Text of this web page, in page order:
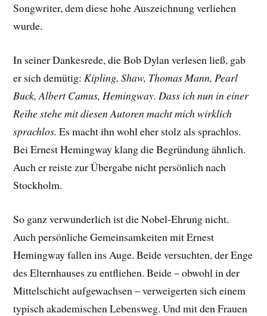
Songwriter, dem diese hohe Auszeichnung verliehen
wurde.
In seiner Dankesrede, die Bob Dylan verlesen ließ, gab
er sich demütig:Kipling, Shaw, Thomas Mann, Pearl
Buck, Albert Camus, Hemingway. Dass ich nun in einer
Reihe stehe mit diesen Autoren macht mich wirklich
sprachlos. Es macht ihn wohl eher stolz als sprachlos.
Bei Ernest Hemingway klang die Begründung ähnlich.
Auch er reiste zur Übergabe nicht persönlich nach
Stockholm.
So ganz verwunderlich ist die Nobel-Ehrung nicht.
Auch persönliche Gemeinsamkeiten mit Ernest
Hemingway fallen ins Auge. Beide versuchten, der Enge
des Elternhauses zu entfliehen. Beide – obwohl in der
Mittelschicht aufgewachsen – verweigerten sich einem
typisch akademischen Lebensweg. Und mit den Frauen